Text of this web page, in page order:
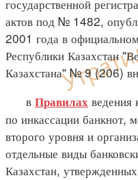
государственной
актов под № 1482,
2001 года в
Республики Казахстан
Казахстана" № 9 (206)
в Правилах ведения
по инкассации банкнот,
второго уровня и
отдельные виды
Казахстан,